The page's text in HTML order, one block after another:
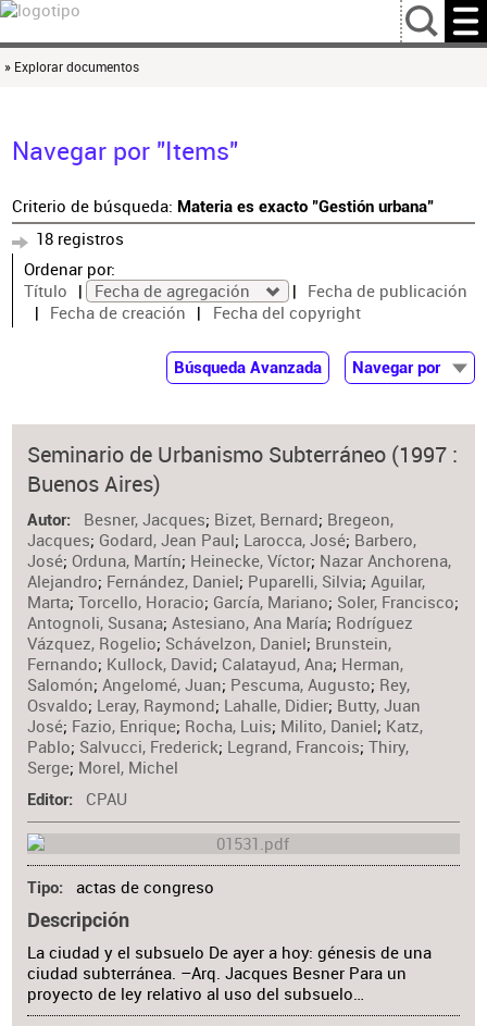
…
» Explorar documentos
Navegar por "Items"
Criterio de búsqueda: Materia es exacto "Gestión urbana"
18 registros
Ordenar por:
Título
Fecha de agregación
Fecha de publicación
Fecha de creación
Fecha del copyright
Búsqueda Avanzada
Navegar por
Autor
Colaborador
Seminario de Urbanismo Subterráneo (1997 :
Buenos Aires)
Autor Besner, Jacques; Bizet, Bernard; Bregeon,
Jacques; Godard, Jean Paul; Larocca, José; Barbero,
José; Orduna, Martín; Heinecke, Víctor; Nazar Anchorena,
Alejandro; Fernández, Daniel; Puparelli, Silvia;Aguilar,
Marta;Torcello, Horacio; García, Mariano; Soler, Francisco;
Antognoli, Susana;Astesiano, Ana María; Rodríguez
Vázquez, Rogelio; Schávelzon, Daniel; Brunstein,
Fernando; Kullock, David; Calatayud, Ana; Herman,
Salomón;Angelomé, Juan; Pescuma, Augusto; Rey,
Osvaldo; Leray, Raymond; Lahalle, Didier; Butty, Juan
José; Fazio, Enrique; Rocha, Luis; Milito, Daniel; Katz,
Pablo; Salvucci, Frederick; Legrand, Francois;Thiry,
Serge; Morel, Michel
Editor CPAU
Tipo actas de congreso
Descripción
La ciudad y el subsuelo De ayer a hoy: génesis de una
ciudad subterránea. –Arq. Jacques Besner Para un
proyecto de ley relativo al uso del subsuelo…